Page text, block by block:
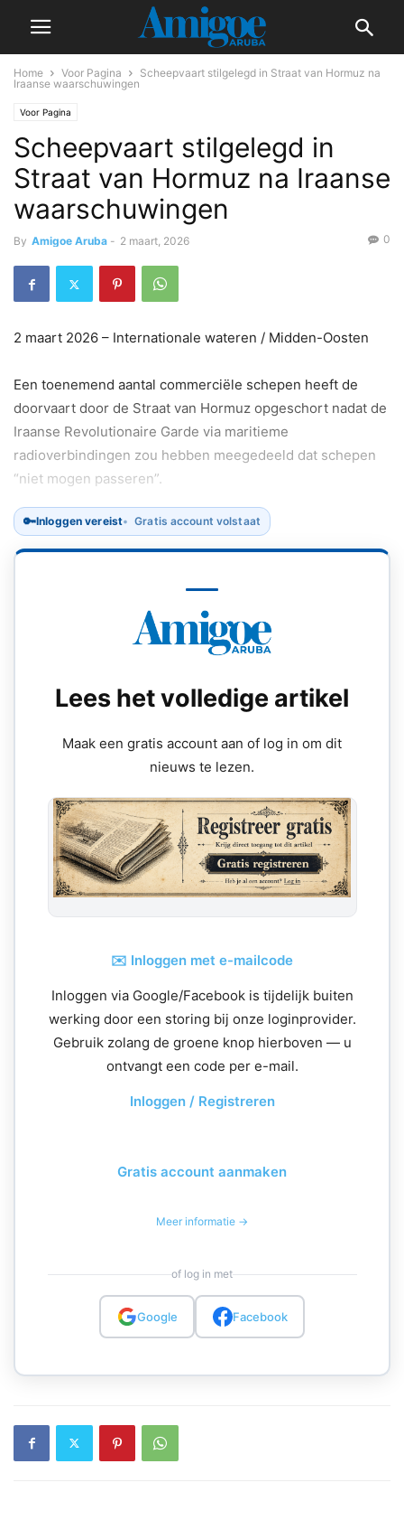
Home Voor Pagina
Scheepvaart stilgelegd in Straat van Hormuz na
Iraanse waarschuwingen
Voor Pagina
Scheepvaart stilgelegd in
Straat van Hormuz na Iraanse
waarschuwingen
By Amigoe Aruba - 2 maart, 2026 0
2 maart 2026 – Internationale wateren / Midden-Oosten
Een toenemend aantal commerciële schepen heeft de
doorvaart door de Straat van Hormuz opgeschort nadat de
Iraanse Revolutionaire Garde via maritieme
radioverbindingen zou hebben meegedeeld dat schepen
“niet mogen passeren”.
🔑Inloggen vereist Gratis account volstaat
Lees het volledige artikel
Maak een gratis account aan of log in om dit
nieuws te lezen.
✉️ Inloggen met e-mailcode
Inloggen via Google/Facebook is tijdelijk buiten
werking door een storing bij onze loginprovider.
Gebruik zolang de groene knop hierboven — u
ontvangt een code per e-mail.
Inloggen / Registreren
Gratis account aanmaken
Meer informatie →
of log in met
Google Facebook